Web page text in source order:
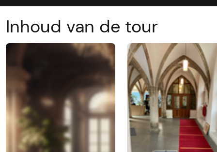
de Mariënburgkapel in Nijmegen.
Inhoud van de tour